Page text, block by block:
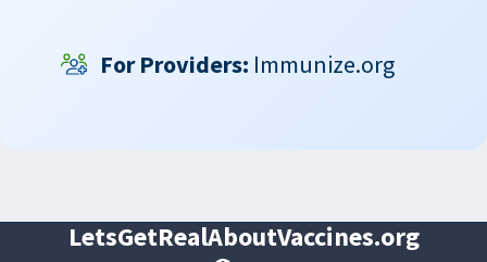
For Providers: Immunize.org
LetsGetRealAboutVaccines.org